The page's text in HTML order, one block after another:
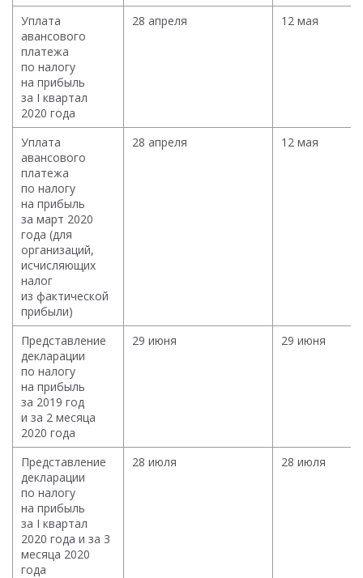
Уплата
авансового
платежа
по налогу
на прибыль
за I квартал
2020 года
28 апреля 12 мая
Уплата
авансового
платежа
по налогу
на прибыль
за март 2020
года (для
организаций,
исчисляющих
налог
из фактической
прибыли)
28 апреля 12 мая
Представление
декларации
по налогу
на прибыль
за 2019 год
и за 2 месяца
2020 года
29 июня 29 июня
Представление
декларации
по налогу
на прибыль
за I квартал
2020 года и за 3
месяца 2020
года
28 июля 28 июля